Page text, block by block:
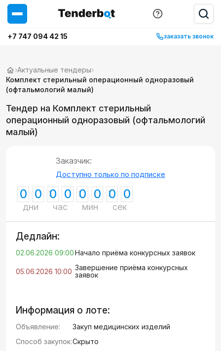
+7 747 094 42 15 заказать звонок
›Актуальные тендеры›
Комплект стерильный операционный одноразовый
(офтальмологий малый)
Тендер на Комплект стерильный
операционный одноразовый (офтальмологий
малый)
Заказчик:
Доступно только по подписке
0 0
дни
0 0
час
0 0
мин
0 0
сек
Дедлайн:
02.06.2026 09:00Начало приёма конкурсных заявок
05.06.2026 10:00 Завершение приёма конкурсных
заявок
Информация о лоте:
Объявление:
Закуп медицинских изделий
Способ закупок:Скрыто